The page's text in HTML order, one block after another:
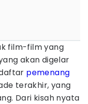
film-film yang
akan digelar
pemenang
terakhir, yang
Dari kisah nyata